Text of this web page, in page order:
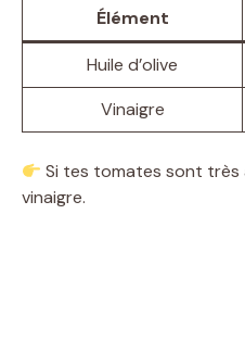
Élément
Huile d’olive
Vinaigre
Si tes tomates sont très
vinaigre.